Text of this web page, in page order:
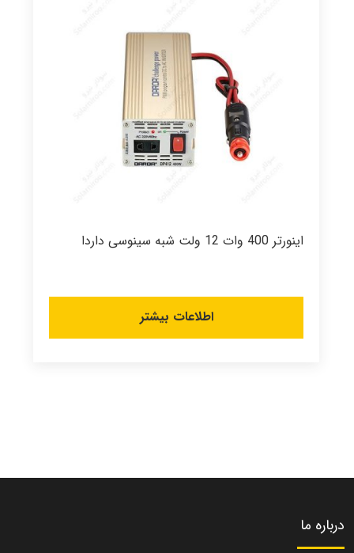
اینورتر 400 وات 12 ولت شبه سینوسی داردا
اطلاعات بیشتر
درباره ما